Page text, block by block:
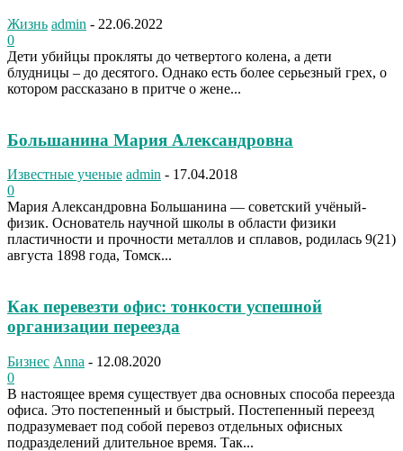
Жизнь admin - 22.06.2022
0
Дети убийцы прокляты до четвертого колена, а дети
блудницы – до десятого. Однако есть более серьезный грех, о
котором рассказано в притче о жене...
Большанина Мария Александровна
Известные ученые admin - 17.04.2018
0
Мария Александровна Большанина — советский учёный-
физик. Основатель научной школы в области физики
пластичности и прочности металлов и сплавов, родилась 9(21)
августа 1898 года, Томск...
Как перевезти офис: тонкости успешной
организации переезда
Бизнес Anna - 12.08.2020
0
В настоящее время существует два основных способа переезда
офиса. Это постепенный и быстрый. Постепенный переезд
подразумевает под собой перевоз отдельных офисных
подразделений длительное время. Так...